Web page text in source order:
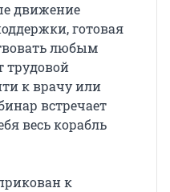
движение
готовая
любым
трудовой
к врачу или
встречает
весь корабль
к